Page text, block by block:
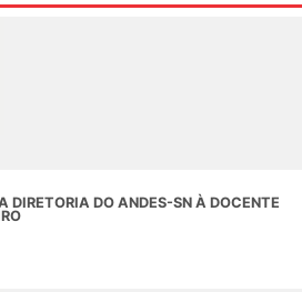
DIRETORIA DO ANDES-SN À DOCENTE